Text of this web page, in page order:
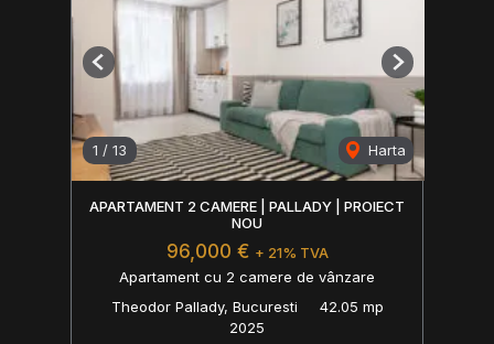
1 / 13 Harta
Previous Next
APARTAMENT 2 CAMERE | PALLADY | PROIECT
NOU
96,000 € + 21% TVA
Apartament cu 2 camere de vânzare
Theodor Pallady, Bucuresti
42.05 mp
2025